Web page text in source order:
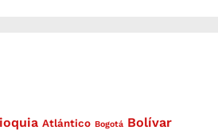
Atlántico Bogotá Bolívar